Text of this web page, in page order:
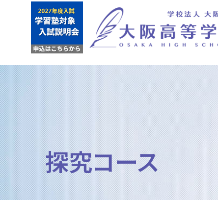
探究コース